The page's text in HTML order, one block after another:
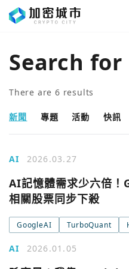
Search for
There are 6 results
新聞 專題 活動 快訊
AI 2026.03.27
AI記憶體需求少六倍！
相關股票同步下殺
GoogleAI TurboQuant
AI 2026.01.05